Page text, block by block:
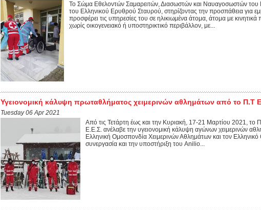
Το Σώμα Εθελοντών Σαμαρειτών, Διασωστών και Ναυαγοσωστών του
του Ελληνικού Ερυθρού Σταυρού, στηρίζοντας την προσπάθεια για
προσφέρει τις υπηρεσίες του σε ηλικιωμένα άτομα, άτομα με
χωρίς οικογενειακό ή υποστηρικτικό περιβάλλον, με...
Υγειονομική κάλυψη πρωταθλήματος χειμερινών αθλημάτων από το Π.Τ
Tuesday 06 Apr 2021
Από τις Τετάρτη έως και την Κυριακή, 17-21 Μαρτίου 2021, το
Ε.Ε.Σ. ανέλαβε την υγειονομική κάλυψη αγώνων χειμερινών
Ελληνική Ομοσπονδία Χειμερινών Αθλημάτων και τον
συνεργασία και την υποστήριξη του Anilio...